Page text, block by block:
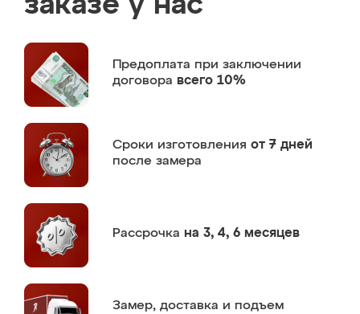
Предоплата при заключении
договора всего 10%
Сроки изготовления от 7 дней
после замера
Рассрочка на 3, 4, 6 месяцев
Замер, доставка и подъем